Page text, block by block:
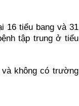
16 tiểu bang và 31
tập trung ở tiểu
không có trường